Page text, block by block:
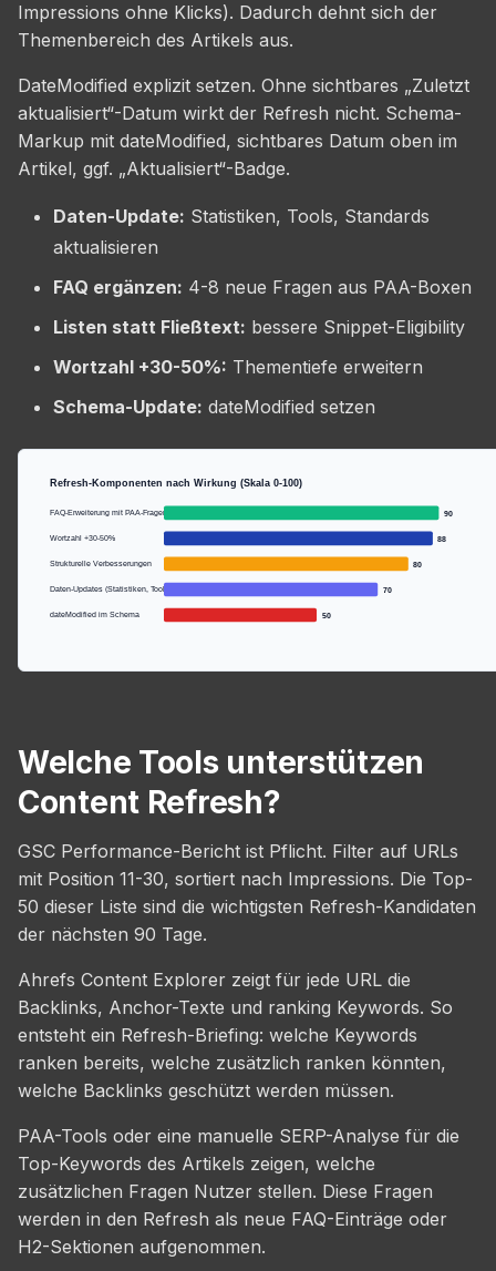
Impressions ohne Klicks). Dadurch dehnt sich der
Themenbereich des Artikels aus.
DateModified explizit setzen. Ohne sichtbares „Zuletzt
aktualisiert“-Datum wirkt der Refresh nicht. Schema-
Markup mit dateModified, sichtbares Datum oben im
Artikel, ggf. „Aktualisiert“-Badge.
Daten-Update: Statistiken, Tools, Standards
aktualisieren
FAQ ergänzen: 4-8 neue Fragen aus PAA-Boxen
Listen statt Fließtext: bessere Snippet-Eligibility
Wortzahl +30-50%: Thementiefe erweitern
Schema-Update: dateModified setzen
Refresh-Komponenten nach Wirkung (Skala 0-100)
FAQ-Erweiterung mit PAA-Fragen 90
Wortzahl +30-50% 88
Strukturelle Verbesserungen 80
Daten-Updates (Statistiken, Tools) 70
dateModified im Schema 50
Welche Tools unterstützen
Content Refresh?
GSC Performance-Bericht ist Pflicht. Filter auf URLs
mit Position 11-30, sortiert nach Impressions. Die Top-
50 dieser Liste sind die wichtigsten Refresh-Kandidaten
der nächsten 90 Tage.
Ahrefs Content Explorer zeigt für jede URL die
Backlinks, Anchor-Texte und ranking Keywords. So
entsteht ein Refresh-Briefing: welche Keywords
ranken bereits, welche zusätzlich ranken könnten,
welche Backlinks geschützt werden müssen.
PAA-Tools oder eine manuelle SERP-Analyse für die
Top-Keywords des Artikels zeigen, welche
zusätzlichen Fragen Nutzer stellen. Diese Fragen
werden in den Refresh als neue FAQ-Einträge oder
H2-Sektionen aufgenommen.